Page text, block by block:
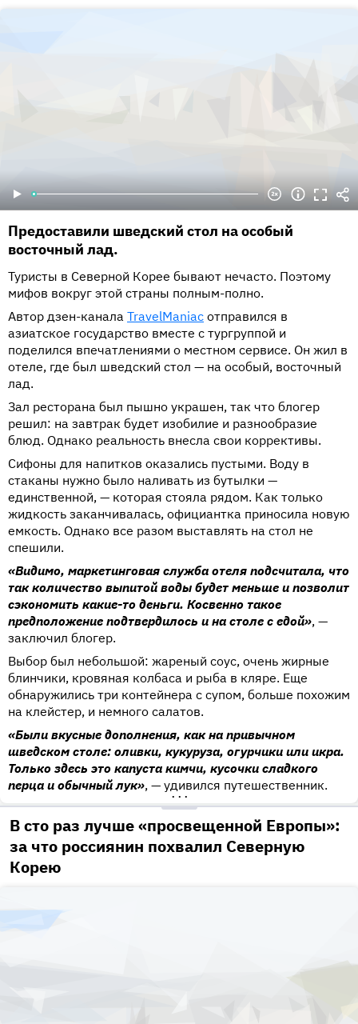
Предоставили шведский стол на особый
восточный лад.
Туристы в Северной Корее бывают нечасто. Поэтому
мифов вокруг этой страны полным-полно.
Автор дзен-канала TravelManiac отправился в
азиатское государство вместе с тургруппой и
поделился впечатлениями о местном сервисе. Он жил в
отеле, где был шведский стол — на особый, восточный
лад.
Зал ресторана был пышно украшен, так что блогер
решил: на завтрак будет изобилие и разнообразие
блюд. Однако реальность внесла свои коррективы.
Сифоны для напитков оказались пустыми. Воду в
стаканы нужно было наливать из бутылки —
единственной, — которая стояла рядом. Как только
жидкость заканчивалась, официантка приносила новую
емкость. Однако все разом выставлять на стол не
спешили.
«Видимо, маркетинговая служба отеля подсчитала, что
так количество выпитой воды будет меньше и позволит
сэкономить какие-то деньги. Косвенно такое
предположение подтвердилось и на столе с едой», —
заключил блогер.
Выбор был небольшой: жареный соус, очень жирные
блинчики, кровяная колбаса и рыба в кляре. Еще
обнаружились три контейнера с супом, больше похожим
на клейстер, и немного салатов.
«Были вкусные дополнения, как на привычном
шведском столе: оливки, кукуруза, огурчики или икра.
Только здесь это капуста кимчи, кусочки сладкого
перца и обычный лук», — удивился путешественник.
•••
В сто раз лучше «просвещенной Европы»:
за что россиянин похвалил Северную
Корею